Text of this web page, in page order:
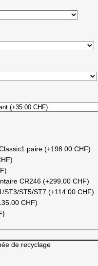
paire (+198.00 CHF)
CR246 (+299.00 CHF)
ST3/ST5/ST7 (+114.00 CHF)
CHF)
de recyclage